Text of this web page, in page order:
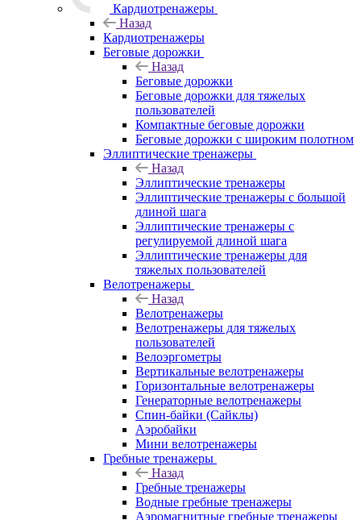
Кардиотренажеры
Назад
Кардиотренажеры
Беговые дорожки
Назад
Беговые дорожки
Беговые дорожки для тяжелых
пользователей
Компактные беговые дорожки
Беговые дорожки с широким полотном
Эллиптические тренажеры
Назад
Эллиптические тренажеры
Эллиптические тренажеры с большой
длиной шага
Эллиптические тренажеры с
регулируемой длиной шага
Эллиптические тренажеры для
тяжелых пользователей
Велотренажеры
Назад
Велотренажеры
Велотренажеры для тяжелых
пользователей
Велоэргометры
Вертикальные велотренажеры
Горизонтальные велотренажеры
Генераторные велотренажеры
Спин-байки (Сайклы)
Аэробайки
Мини велотренажеры
Гребные тренажеры
Назад
Гребные тренажеры
Водные гребные тренажеры
Аэромагнитные гребные тренажеры